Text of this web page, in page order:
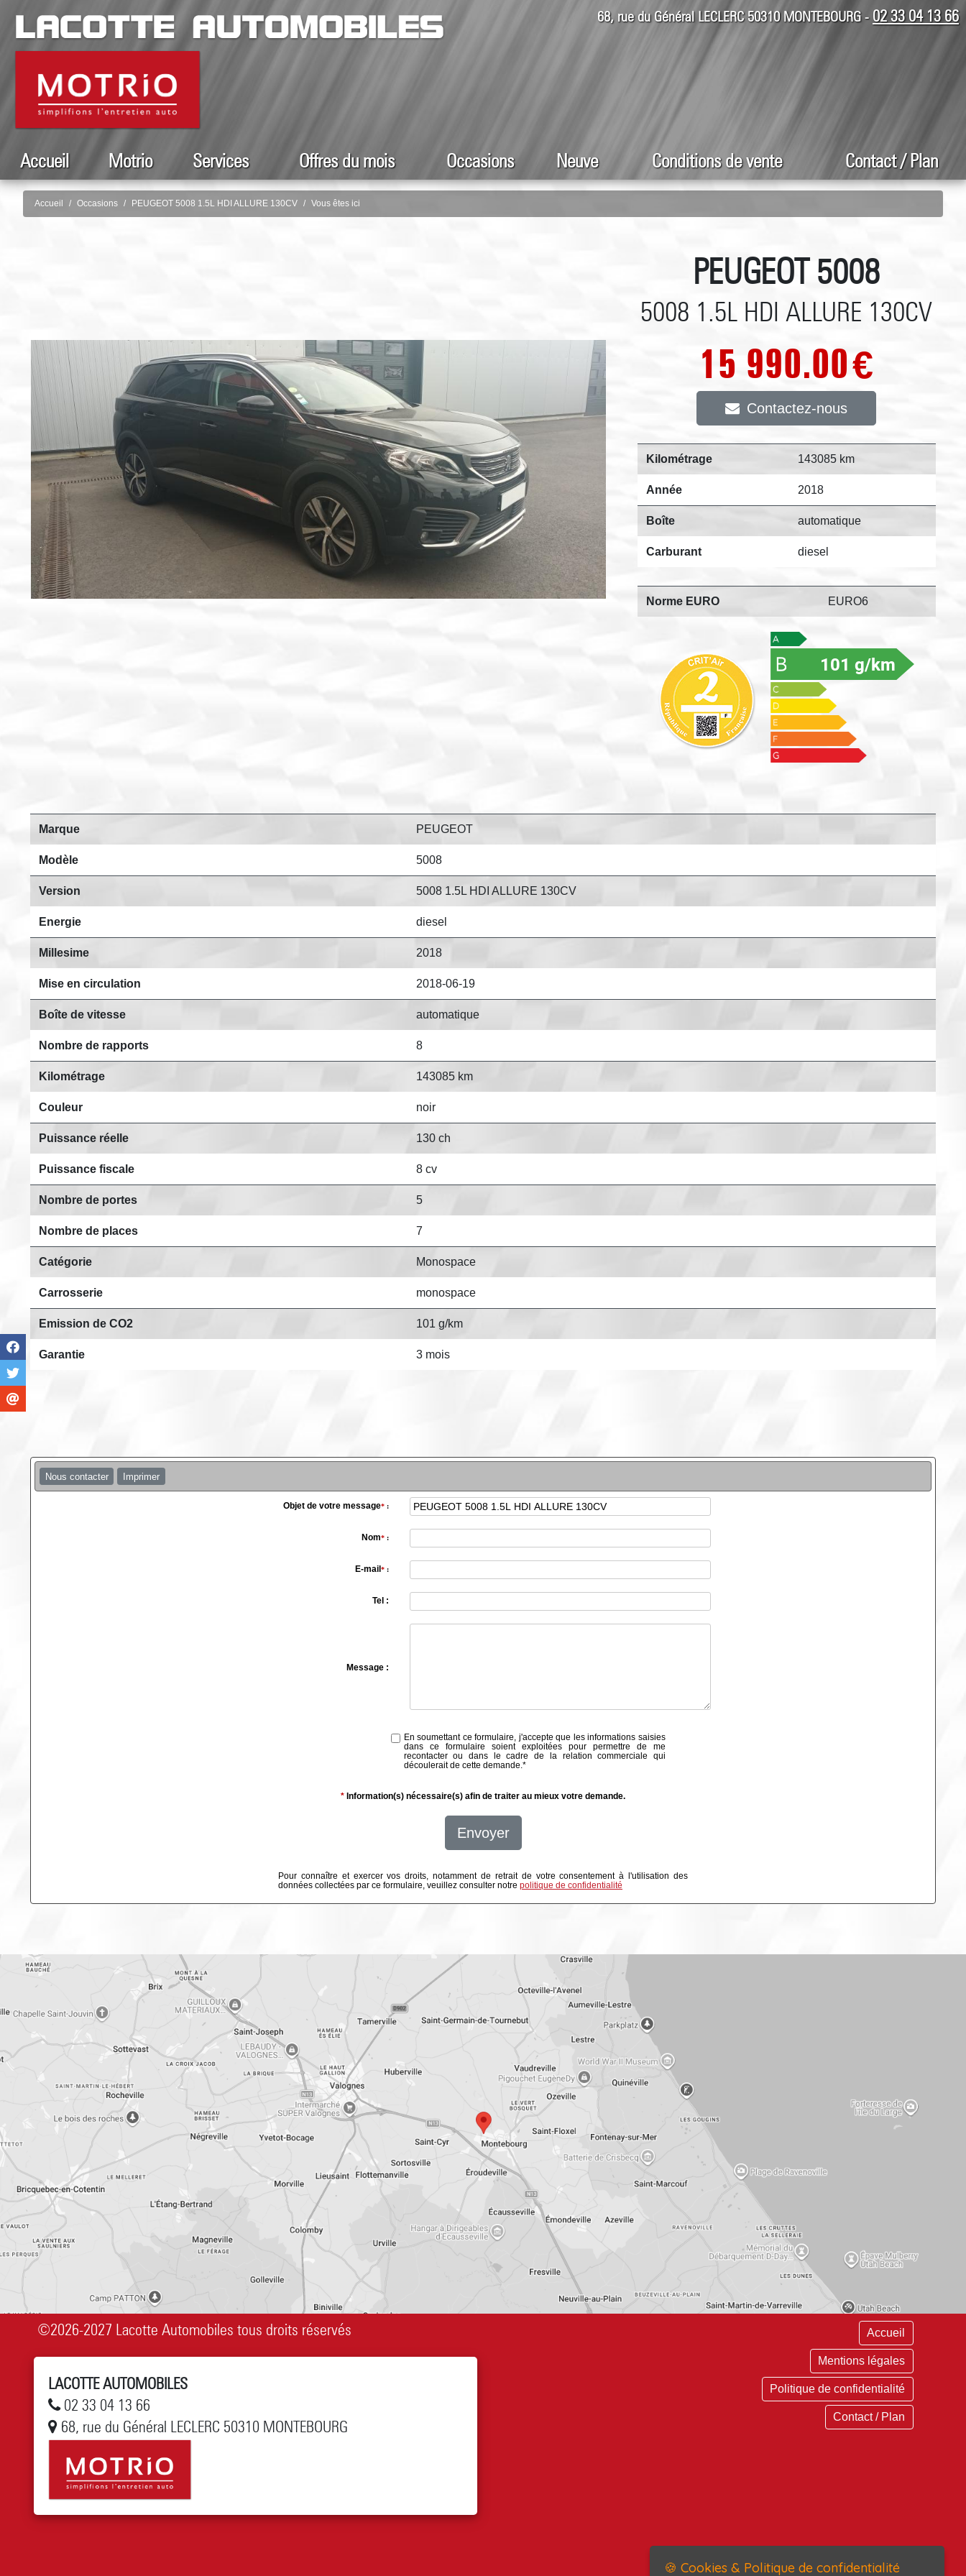
Accueil Motrio Services Offres du mois Occasions Neuve Conditions de vente Contact / Plan
68, rue du Général LECLERC 50310 MONTEBOURG - 02 33 04 13 66
Accueil Occasions PEUGEOT 5008 1.5L HDI ALLURE 130CV Vous êtes ici
PEUGEOT 5008
5008 1.5L HDI ALLURE 130CV
15 990.00€
Contactez-nous
Kilométrage 143085 km
Année 2018
Boîte automatique
Carburant diesel
Norme EURO EURO6
101 g/km
Marque PEUGEOT
Modèle 5008
Version 5008 1.5L HDI ALLURE 130CV
Energie diesel
Millesime 2018
Mise en circulation 2018-06-19
Boîte de vitesse automatique
Nombre de rapports 8
Kilométrage 143085 km
Couleur noir
Puissance réelle 130 ch
Puissance fiscale 8 cv
Nombre de portes 5
Nombre de places 7
Catégorie Monospace
Carrosserie monospace
Emission de CO2 101 g/km
Garantie 3 mois
Nous contacter Imprimer
Objet de votre message*:
Nom*:
E-mail *:
Tel :
Message :
En soumettant ce formulaire, j'accepte que les informations saisies
dans ce formulaire soient exploitées pour permettre de me
recontacter ou dans le cadre de la relation commerciale qui
découlerait de cette demande.*
* Information(s) nécessaire(s) afin de traiter au mieux votre demande.
Envoyer
Pour connaître et exercer vos droits, notamment de retrait de votre consentement à l'utilisation des
données collectées par ce formulaire, veuillez consulter notre politique de confidentialité
©2026-2027 Lacotte Automobiles tous droits réservés
LACOTTE AUTOMOBILES
02 33 04 13 66
68, rue du Général LECLERC 50310 MONTEBOURG
Accueil
Mentions légales
Politique de confidentialité
Contact / Plan
🍪 Cookies & Politique de confidentialité